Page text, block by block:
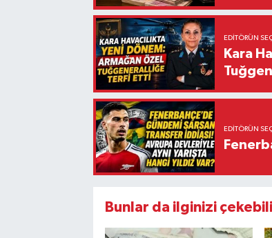
EDITÖRÜN
Kara
EDITÖRÜN
Bunlar da ilginizi